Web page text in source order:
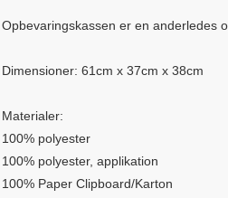
Opbevaringskassen er en anderledes
Dimensioner: 61cm x 37cm x 38cm
Materialer:
100% polyester
100% polyester, applikation
100% Paper Clipboard/Karton